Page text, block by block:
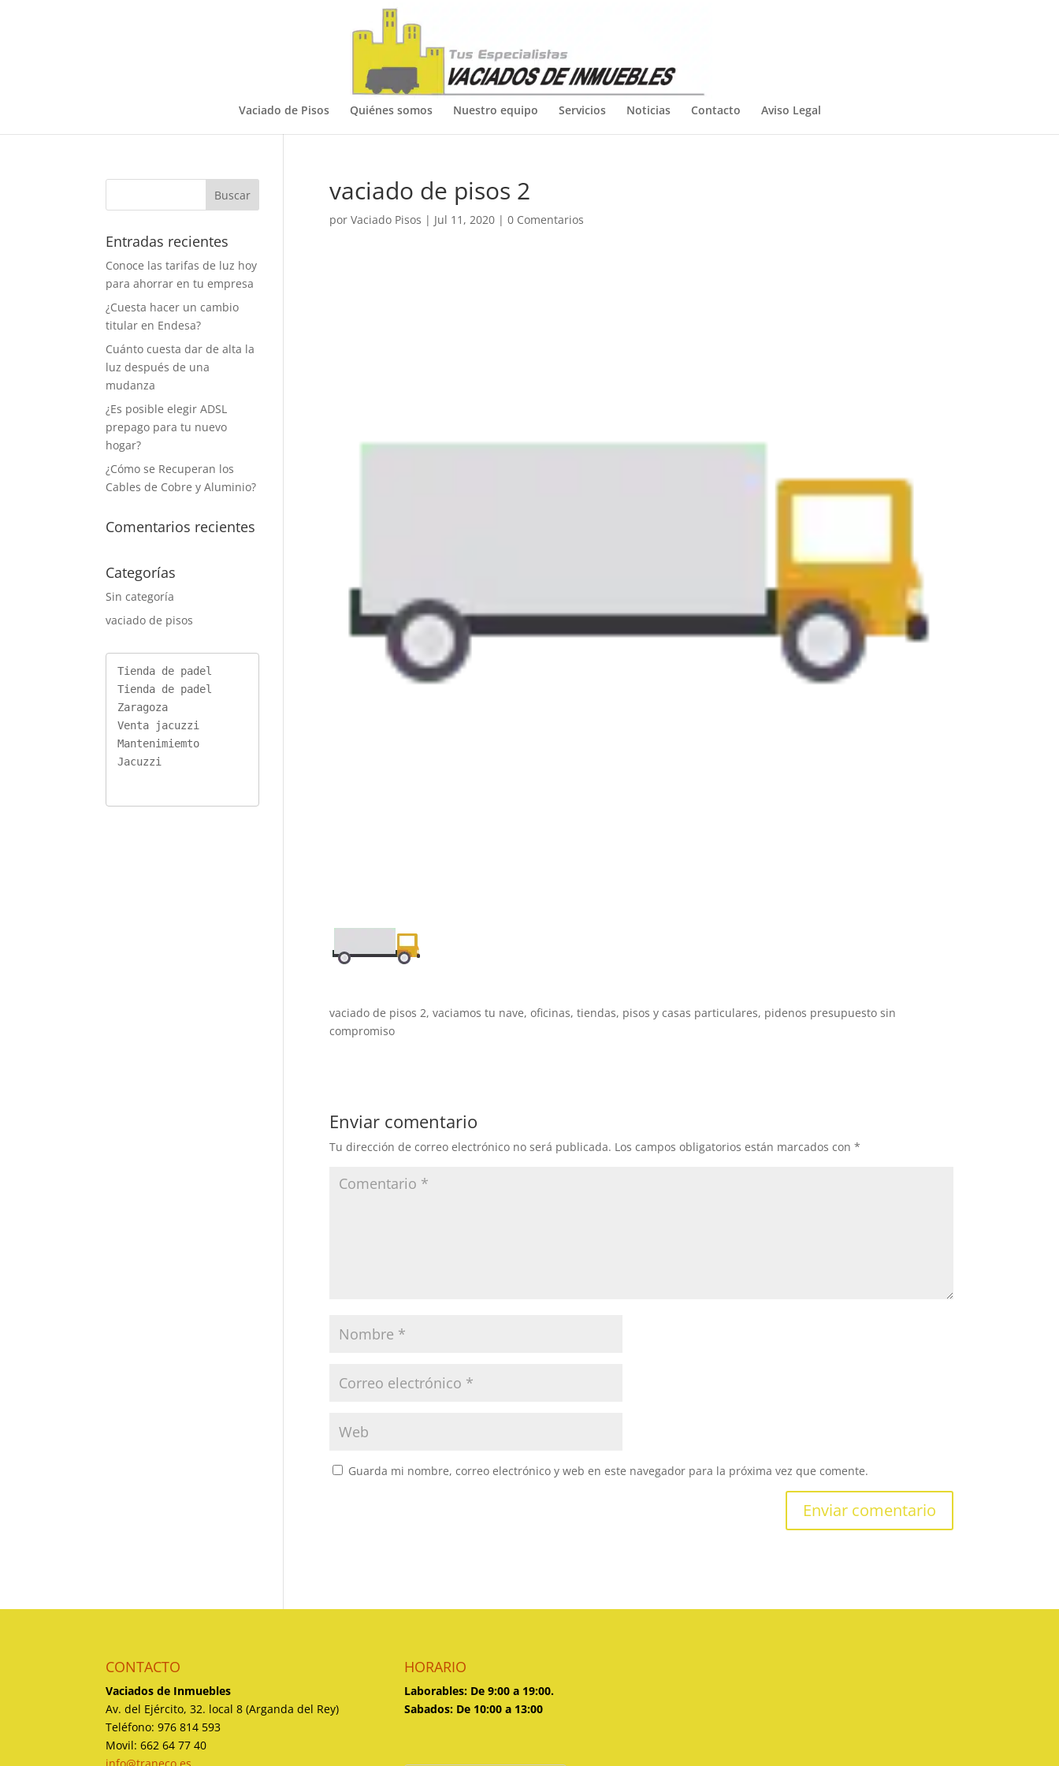
Vaciado de Pisos Quiénes somos Nuestro equipo Servicios Noticias Contacto Aviso Legal
vaciado de pisos 2
por Vaciado Pisos | Jul 11, 2020| 0 Comentarios
vaciado de pisos 2, vaciamos tu nave, oficinas, tiendas, pisos y casas particulares, pidenos presupuesto sin
compromiso
Enviar comentario
Tu dirección de correo electrónico no será publicada. Los campos obligatorios están marcados con *
Guarda mi nombre, correo electrónico y web en este navegador para la próxima vez que comente.
Entradas recientes
Conoce las tarifas de luz hoy
para ahorrar en tu empresa
¿Cuesta hacer un cambio
titular en Endesa?
Cuánto cuesta dar de alta la
luz después de una
mudanza
¿Es posible elegir ADSL
prepago para tu nuevo
hogar?
¿Cómo se Recuperan los
Cables de Cobre y Aluminio?
Comentarios recientes
Categorías
Sin categoría
vaciado de pisos
Tienda de padel
Tienda de padel
Zaragoza
Venta jacuzzi
Mantenimiemto
Jacuzzi
CONTACTO
Vaciados de Inmuebles
Av. del Ejército, 32. local 8 (Arganda del Rey)
Teléfono: 976 814 593
Movil: 662 64 77 40
HORARIO
Laborables: De 9:00 a 19:00.
Sabados: De 10:00 a 13:00